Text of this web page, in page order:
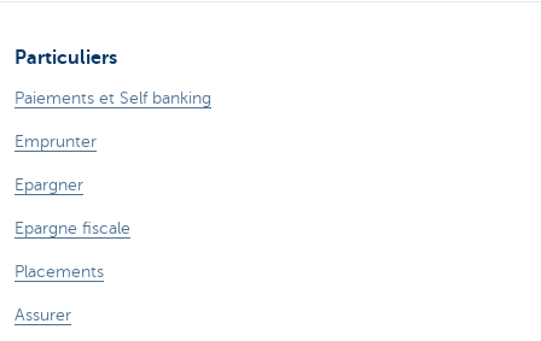
Particuliers
Paiements et Self banking
Emprunter
Epargner
Epargne fiscale
Placements
Assurer